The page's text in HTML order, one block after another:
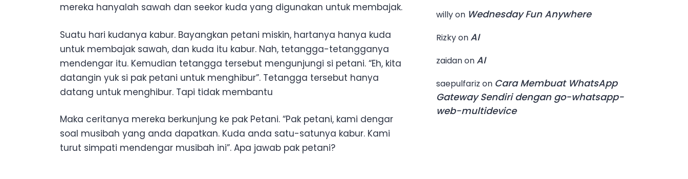
mereka hanyalah sawah dan seekor kuda yang digunakan untuk membajak.
Suatu hari kudanya kabur. Bayangkan petani miskin, hartanya hanya kuda
untuk membajak sawah, dan kuda itu kabur. Nah, tetangga-tetangganya
mendengar itu. Kemudian tetangga tersebut mengunjungi si petani. “Eh, kita
datangin yuk si pak petani untuk menghibur”. Tetangga tersebut hanya
datang untuk menghibur. Tapi tidak membantu
Maka ceritanya mereka berkunjung ke pak Petani. “Pak petani, kami dengar
soal musibah yang anda dapatkan. Kuda anda satu-satunya kabur. Kami
turut simpati mendengar musibah ini”. Apa jawab pak petani?
willyon Wednesday Fun Anywhere
RizkyonAI
zaidanonAI
saepulfariz on Cara Membuat WhatsApp
Gateway Sendiri dengan go-whatsapp-
web-multidevice